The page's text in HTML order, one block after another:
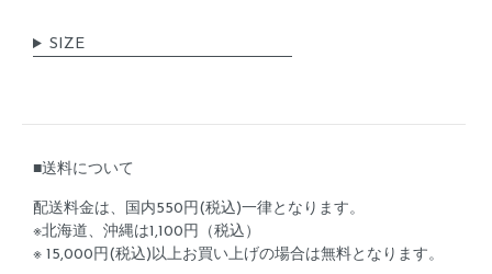
SIZE
■送料について
配送料金は、国内550円(税込)一律となります。
※北海道、沖縄は1,100円（税込）
※ 15,000円(税込)以上お買い上げの場合は無料となります。